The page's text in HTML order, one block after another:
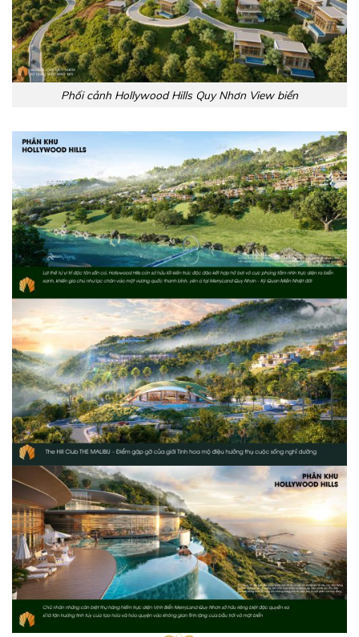
Phối cảnh Hollywood Hills Quy Nhơn View biển